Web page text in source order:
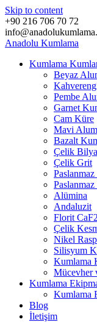
Skip to content
+90 216 706 70 72
Anadolu Kumlama
Kumlama
Beyaz
Pembe
Garnet
Cam Küre
Mavi
Bazalt
Çelik Bilya
Çelik Grit
Alümina
Andaluzit
Florit CaF2
Çelik
Nikel
Silisyum
Kumlama
Mücevher
Kumlama
Kumlama
Blog
İletişim